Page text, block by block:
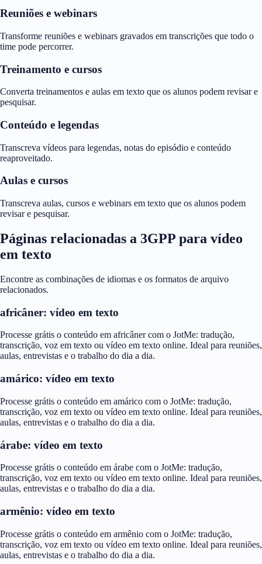
Reuniões e webinars
Transforme reuniões e webinars gravados em transcrições que todo o
time pode percorrer.
Treinamento e cursos
Converta treinamentos e aulas em texto que os alunos podem revisar e
pesquisar.
Conteúdo e legendas
Transcreva vídeos para legendas, notas do episódio e conteúdo
reaproveitado.
Aulas e cursos
Transcreva aulas, cursos e webinars em texto que os alunos podem
revisar e pesquisar.
Páginas relacionadas a 3GPP para vídeo
em texto
Encontre as combinações de idiomas e os formatos de arquivo
relacionados.
africâner: vídeo em texto
Processe grátis o conteúdo em africâner com o JotMe: tradução,
transcrição, voz em texto ou vídeo em texto online. Ideal para reuniões,
aulas, entrevistas e o trabalho do dia a dia.
amárico: vídeo em texto
Processe grátis o conteúdo em amárico com o JotMe: tradução,
transcrição, voz em texto ou vídeo em texto online. Ideal para reuniões,
aulas, entrevistas e o trabalho do dia a dia.
árabe: vídeo em texto
Processe grátis o conteúdo em árabe com o JotMe: tradução,
transcrição, voz em texto ou vídeo em texto online. Ideal para reuniões,
aulas, entrevistas e o trabalho do dia a dia.
armênio: vídeo em texto
Processe grátis o conteúdo em armênio com o JotMe: tradução,
transcrição, voz em texto ou vídeo em texto online. Ideal para reuniões,
aulas, entrevistas e o trabalho do dia a dia.